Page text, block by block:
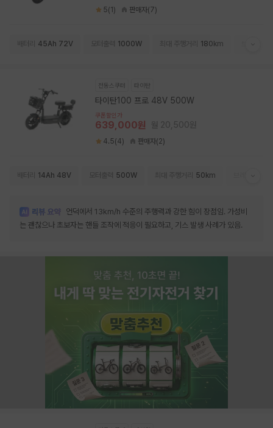
5(1) 판매자(7)
45Ah 72V 1000W 180km
전동스쿠터 타이탄
타이탄100 프로 48V 500W
쿠폰할인가
639,000원
4.5(4) 판매자(2)
14Ah 48V 500W 50km
언덕에서 13km/h 수준의 주행력과 강한 힘이 장점임. 가성비
는 괜찮으나 초보자는 핸들 조작에 적응이 필요하고, 기스 발생 사례가 있음.